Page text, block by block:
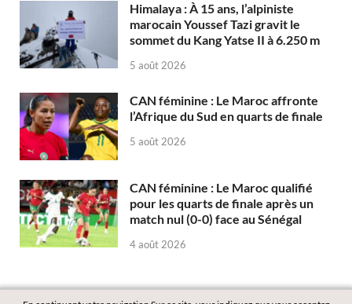
Himalaya : À 15 ans, l’alpiniste
marocain Youssef Tazi gravit le
sommet du Kang Yatse II à 6.250 m
5 août 2026
CAN féminine : Le Maroc affronte
l’Afrique du Sud en quarts de finale
5 août 2026
CAN féminine : Le Maroc qualifié
pour les quarts de finale après un
match nul (0-0) face au Sénégal
4 août 2026